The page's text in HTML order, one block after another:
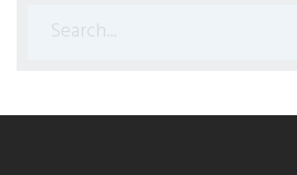
Search